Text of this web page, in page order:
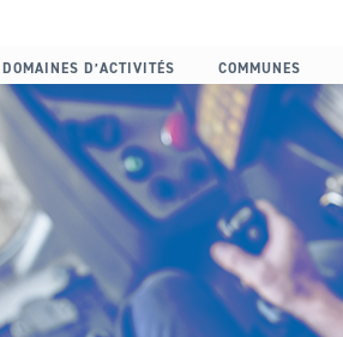
DOMAINES D’ACTIVITÉS COMMUNES